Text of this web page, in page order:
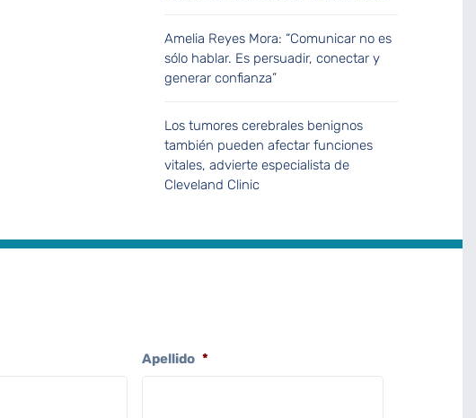
Amelia Reyes Mora: “Comunicar no es
sólo hablar. Es persuadir, conectar y
generar confianza”
Los tumores cerebrales benignos
también pueden afectar funciones
vitales, advierte especialista de
Cleveland Clinic
Apellido *